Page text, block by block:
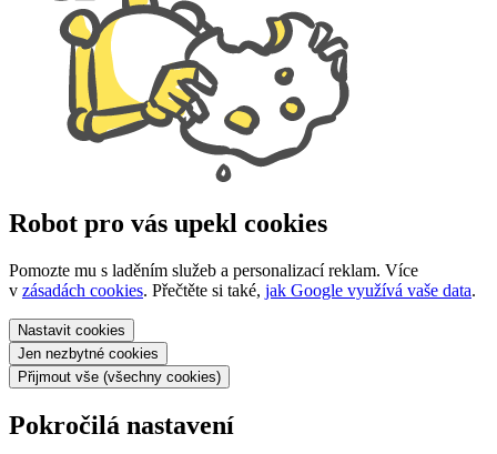
Robot pro vás upekl cookies
Pomozte mu s laděním služeb a personalizací reklam. Více
v zásadách cookies. Přečtěte si také, jak Google využívá vaše data.
Nastavit cookies
Jen nezbytné cookies
Přijmout vše (všechny cookies)
Pokročilá nastavení